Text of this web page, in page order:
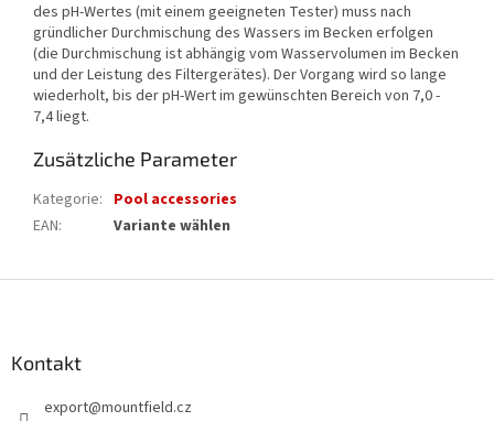
des pH-Wertes (mit einem geeigneten Tester) muss nach
gründlicher Durchmischung des Wassers im Becken erfolgen
(die Durchmischung ist abhängig vom Wasservolumen im Becken
und der Leistung des Filtergerätes). Der Vorgang wird so lange
wiederholt, bis der pH-Wert im gewünschten Bereich von 7,0 -
7,4 liegt.
Zusätzliche Parameter
Kategorie: Pool accessories
EAN: Variante wählen
Kontakt
export@mountfield.cz